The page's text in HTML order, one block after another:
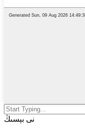
نى بېسىڭ